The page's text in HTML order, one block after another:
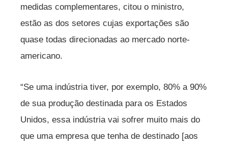
medidas complementares, citou o ministro,
estão as dos setores cujas exportações são
quase todas direcionadas ao mercado norte-
americano.
“Se uma indústria tiver, por exemplo, 80% a 90%
de sua produção destinada para os Estados
Unidos, essa indústria vai sofrer muito mais do
que uma empresa que tenha de destinado [aos